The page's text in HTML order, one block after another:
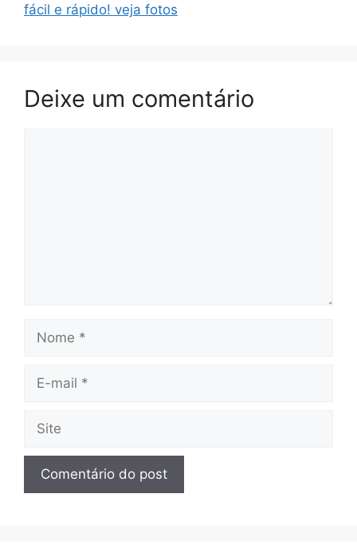
fácil e rápido! veja fotos
Deixe um comentário
mail